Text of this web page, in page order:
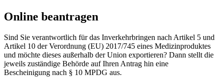
Online beantragen
Sind Sie verantwortlich für das Inverkehrbringen nach Artikel 5 und
Artikel 10 der Verordnung (EU) 2017/745 eines Medizinproduktes
und möchte dieses außerhalb der Union exportieren? Dann stellt die
jeweils zuständige Behörde auf Ihren Antrag hin eine
Bescheinigung nach § 10 MPDG aus.